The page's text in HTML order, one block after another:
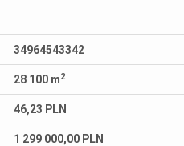
34964543342
28 100 m2
46,23 PLN
1 299 000,00 PLN